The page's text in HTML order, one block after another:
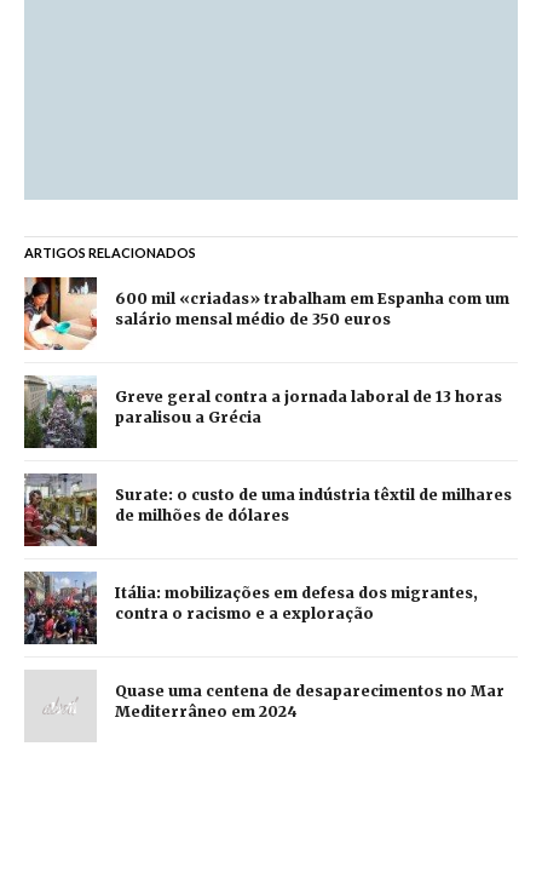
ARTIGOS RELACIONADOS
600 mil «criadas» trabalham em Espanha com um
salário mensal médio de 350 euros
Greve geral contra a jornada laboral de 13 horas
paralisou a Grécia
Surate: o custo de uma indústria têxtil de milhares
de milhões de dólares
Itália: mobilizações em defesa dos migrantes,
contra o racismo e a exploração
Quase uma centena de desaparecimentos no Mar
Mediterrâneo em 2024